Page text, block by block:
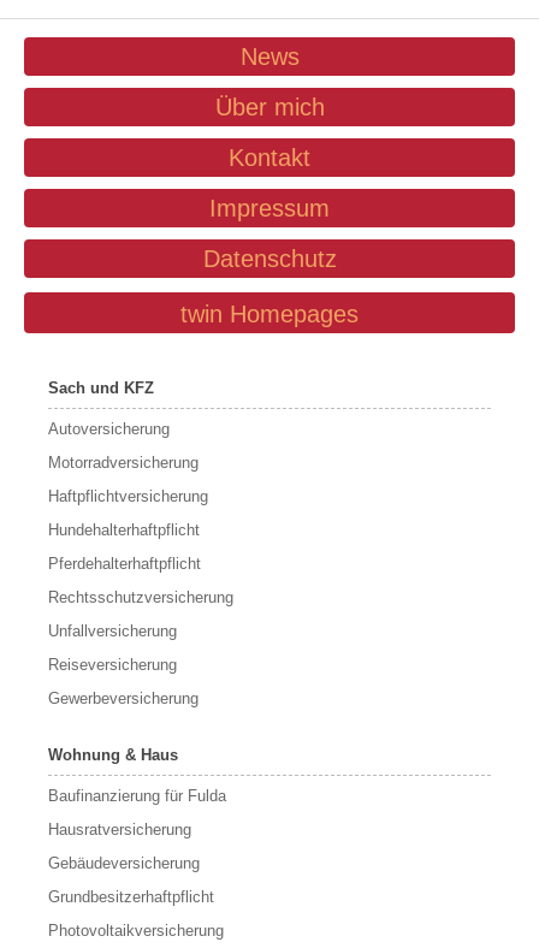
News
Über mich
Kontakt
Impressum
Datenschutz
twin Homepages
Sach und KFZ
Autoversicherung
Motorradversicherung
Haftpflichtversicherung
Hundehalterhaftpflicht
Pferdehalterhaftpflicht
Rechtsschutzversicherung
Unfallversicherung
Reiseversicherung
Gewerbeversicherung
Wohnung & Haus
Baufinanzierung für Fulda
Hausratversicherung
Gebäudeversicherung
Grundbesitzerhaftpflicht
Photovoltaikversicherung